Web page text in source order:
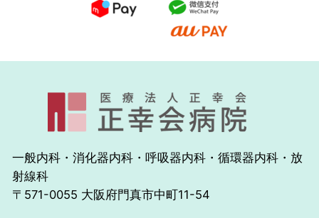
一般内科・消化器内科・呼吸器内科・循環器内科・放
射線科
〒571-0055 大阪府門真市中町11-54